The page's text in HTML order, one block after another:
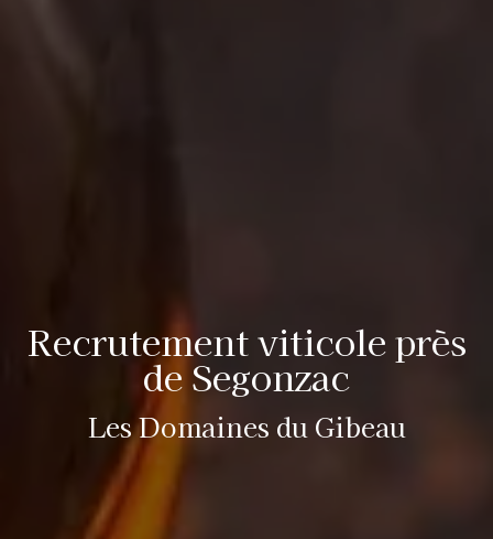
Recrutement viticole près
de Segonzac
Les Domaines du Gibeau